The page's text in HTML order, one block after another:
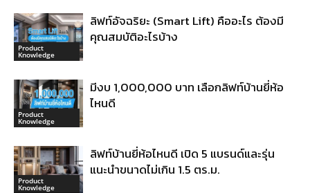
Product
Knowledge
ลิฟท์อัจฉริยะ (Smart Lift) คืออะไร ต้องมี
คุณสมบัติอะไรบ้าง
Product
Knowledge
มีงบ 1,000,000 บาท เลือกลิฟท์บ้านยี่ห้อ
ไหนดี
Product
Knowledge
ลิฟท์บ้านยี่ห้อไหนดี เปิด 5 แบรนด์และรุ่น
แนะนำขนาดไม่เกิน 1.5 ตร.ม.